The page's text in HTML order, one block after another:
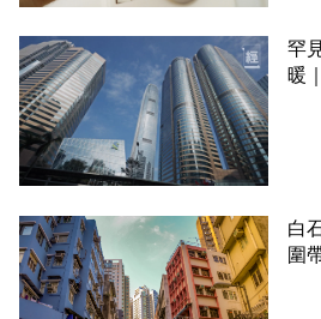
罕
暖
白
圍